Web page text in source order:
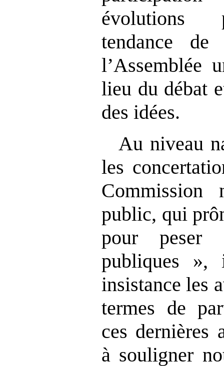
évolutions
tendance
l’Assemblée
lieu du débat
des idées.
Au niveau
les
Commission
public, qui
pour peser
publiques »,
insistance les
termes de
ces dernières
à souligner